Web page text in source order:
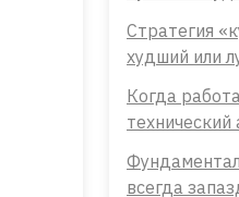
Стратегия
худший или
Когда
технический
всегда